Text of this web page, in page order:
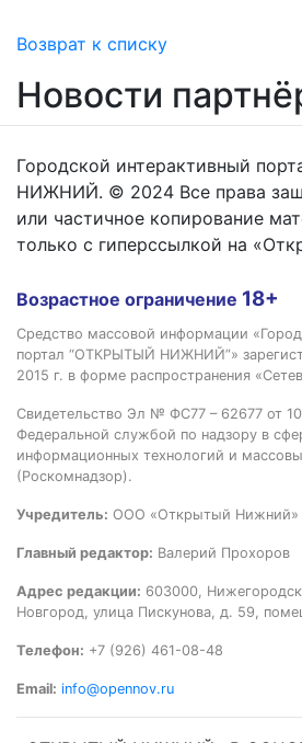
Возврат к списку
Новости
Городской интерактивный
НИЖНИЙ. © 2024 Все права
или частичное копирование
только с гиперссылкой на
Возрастное ограничение 18+
Средство массовой информации
портал “ОТКРЫТЫЙ НИЖНИЙ”»
2015 г. в форме распространения
Свидетельство Эл № ФС77 – 62677 от
Федеральной службой по надзору в
информационных технологий и
(Роскомнадзор).
Учредитель: ООО «Открытый Нижний»
Главный редактор: Валерий Прохоров
Адрес редакции: 603000,
Новгород, улица Пискунова, д. 59,
Телефон: +7 (926) 461-08-48
Email: info@opennov.ru